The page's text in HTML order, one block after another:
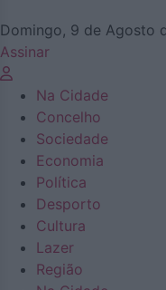
Domingo, 9 de Agosto
Assinar
Na Cidade
Concelho
Sociedade
Economia
Política
Desporto
Cultura
Lazer
Região